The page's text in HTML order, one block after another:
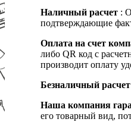
Наличный расчет :
подтверждающие
Оплата на счет
либо QR код с
производит оплату
Безналичный расчет
Наша компания
его товарный вид,